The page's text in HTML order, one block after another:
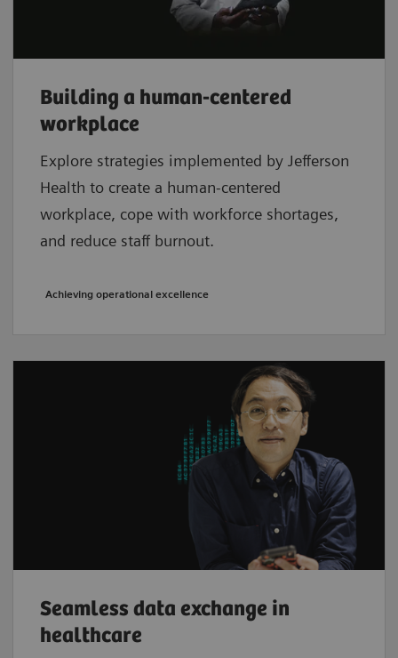
Building a human-centered
workplace
Explore strategies implemented by Jefferson
Health to create a human-centered
workplace, cope with workforce shortages,
and reduce staff burnout.
Achieving operational excellence
Seamless data exchange in
healthcare